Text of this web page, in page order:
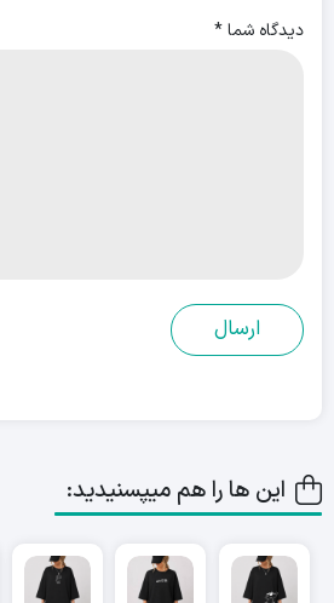
دیدگاه شما*
این ها را هم میپسنیدید: